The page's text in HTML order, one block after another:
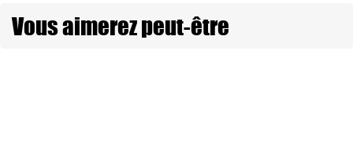
Vous aimerez peut-être